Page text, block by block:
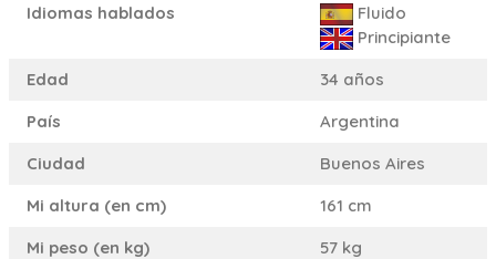
Idiomas hablados
Fluido
Principiante
Edad
34 años
País
Argentina
Ciudad
Buenos Aires
Mi altura (en cm)
161 cm
Mi peso (en kg)
57 kg